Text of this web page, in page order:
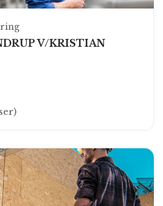
V/KRISTIAN